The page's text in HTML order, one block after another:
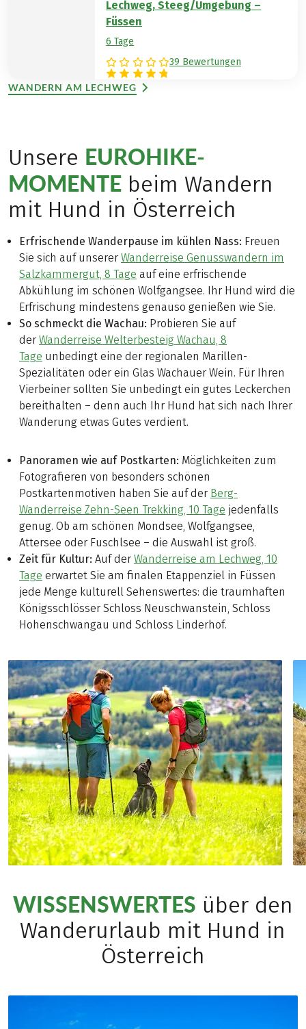
Lechweg, Steeg/Umgebung –
Füssen
6 Tage
39 Bewertungen
WANDERN AM LECHWEG
Unsere EUROHIKE-
MOMENTE beim Wandern
mit Hund in Österreich
Erfrischende Wanderpause im kühlen Nass: Freuen
Sie sich auf unserer Wanderreise Genusswandern im
Salzkammergut, 8 Tage auf eine erfrischende
Abkühlung im schönen Wolfgangsee. Ihr Hund wird die
Erfrischung mindestens genauso genießen wie Sie.
So schmeckt die Wachau: Probieren Sie auf
der Wanderreise Welterbesteig Wachau, 8
Tage unbedingt eine der regionalen Marillen-
Spezialitäten oder ein Glas Wachauer Wein. Für Ihren
Vierbeiner sollten Sie unbedingt ein gutes Leckerchen
bereithalten – denn auch Ihr Hund hat sich nach Ihrer
Wanderung etwas Gutes verdient.
Panoramen wie auf Postkarten: Möglichkeiten zum
Fotografieren von besonders schönen
Postkartenmotiven haben Sie auf der Berg-
Wanderreise Zehn-Seen Trekking, 10 Tage jedenfalls
genug. Ob am schönen Mondsee, Wolfgangsee,
Attersee oder Fuschlsee – die Auswahl ist groß.
Zeit für Kultur: Auf der Wanderreise am Lechweg, 10
Tage erwartet Sie am finalen Etappenziel in Füssen
jede Menge kulturell Sehenswertes: die traumhaften
Königsschlösser Schloss Neuschwanstein, Schloss
Hohenschwangau und Schloss Linderhof.
WISSENSWERTES über den
Wanderurlaub mit Hund in
Österreich